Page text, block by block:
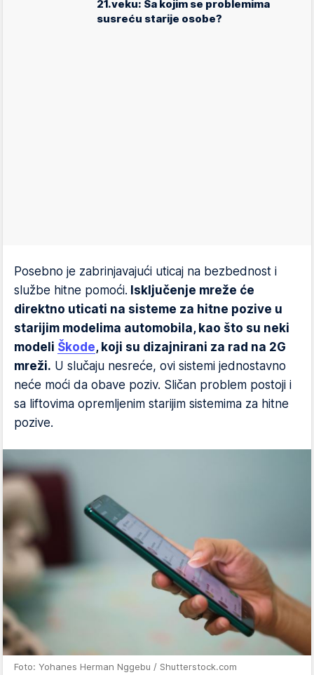
21.veku: Sa kojim se problemima
susreću starije osobe?
Posebno je zabrinjavajući uticaj na bezbednost i
službe hitne pomoći. Isključenje mreže će
direktno uticati na sisteme za hitne pozive u
starijim modelima automobila, kao što su neki
modeli Škode, koji su dizajnirani za rad na 2G
mreži. U slučaju nesreće, ovi sistemi jednostavno
neće moći da obave poziv. Sličan problem postoji i
sa liftovima opremljenim starijim sistemima za hitne
pozive.
Foto: Yohanes Herman Nggebu / Shutterstock.com